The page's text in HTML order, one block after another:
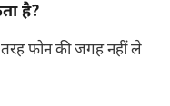
है?
तरह फोन की जगह नहीं ले